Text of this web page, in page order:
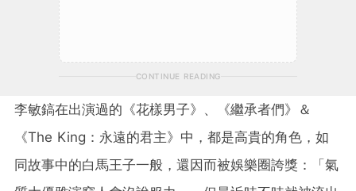
CONTINUE READING
李敏鎬在出演過的《花樣男子》、《繼承者們》＆
《The King：永遠的君主》中，都是高貴的角色，如
同故事中的白馬王子一般，還因而被娛樂圈誇獎：「氣